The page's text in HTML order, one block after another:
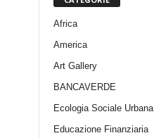
Africa
America
Art Gallery
BANCAVERDE
Ecologia Sociale Urbana
Educazione Finanziaria